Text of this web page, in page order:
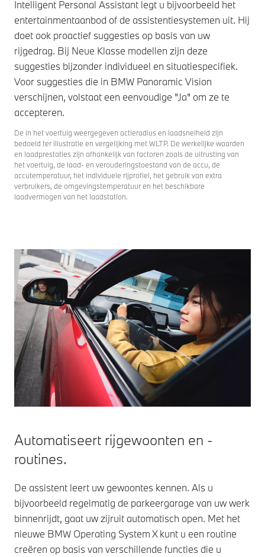
Intelligent Personal Assistant legt u bijvoorbeeld het
entertainmentaanbod of de assistentiesystemen uit. Hij
doet ook proactief suggesties op basis van uw
rijgedrag. Bij Neue Klasse modellen zijn deze
suggesties bijzonder individueel en situatiespecifiek.
Voor suggesties die in BMW Panoramic Vision
verschijnen, volstaat een eenvoudige "Ja" om ze te
accepteren.
De in het voertuig weergegeven actieradius en laadsnelheid zijn
bedoeld ter illustratie en vergelijking met WLTP. De werkelijke waarden
en laadprestaties zijn afhankelijk van factoren zoals de uitrusting van
het voertuig, de laad- en verouderingstoestand van de accu, de
accutemperatuur, het individuele rijprofiel, het gebruik van extra
verbruikers, de omgevingstemperatuur en het beschikbare
laadvermogen van het laadstation.
Automatiseert rijgewoonten en -
routines.
De assistent leert uw gewoontes kennen. Als u
bijvoorbeeld regelmatig de parkeergarage van uw werk
binnenrijdt, gaat uw zijruit automatisch open. Met het
nieuwe BMW Operating System X kunt u een routine
creëren op basis van verschillende functies die u